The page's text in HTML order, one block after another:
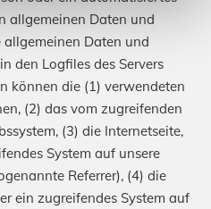
allgemeinen Daten und
Daten und
den Logfiles des Servers
können die (1) verwendeten
(2) das vom zugreifenden
(3) die Internetseite,
System auf unsere
Referrer), (4) die
ein zugreifendes System auf